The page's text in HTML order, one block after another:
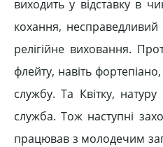
виходить у відставку в
кохання,
релігійне виховання.
флейту, навіть
службу. Та Квітку,
служба. Тож наступні
працював з молодечим